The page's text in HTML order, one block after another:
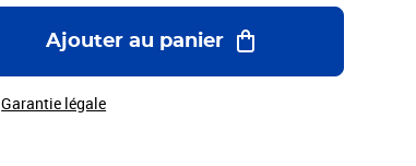
Ajouter au panier
Garantie légale